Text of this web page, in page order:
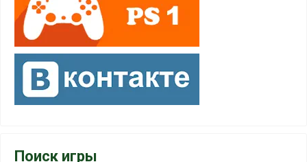
Поиск игры